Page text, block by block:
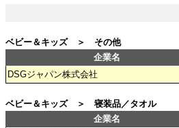
ベビー＆キッズ ＞ その他
企業名
DSGジャパン株式会社
ベビー＆キッズ ＞ 寝装品／タオル
企業名